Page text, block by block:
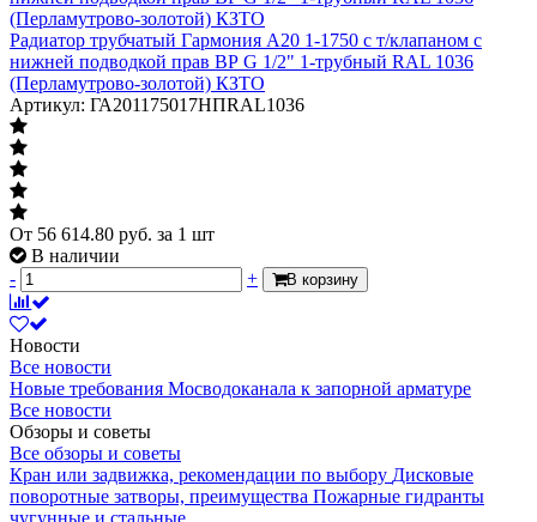
Радиатор трубчатый Гармония А20 1-1750 с т/клапаном с
нижней подводкой прав ВР G 1/2" 1-трубный RAL 1036
(Перламутрово-золотой) КЗТО
Артикул: ГА201175017НПRAL1036
От 56 614.80 руб. за 1 шт
В наличии
-
+ В корзину
Новости
Все новости
Новые требования Мосводоканала к запорной арматуре
Все новости
Обзоры и советы
Все обзоры и советы
Кран или задвижка, рекомендации по выбору Дисковые
поворотные затворы, преимущества Пожарные гидранты
чугунные и стальные